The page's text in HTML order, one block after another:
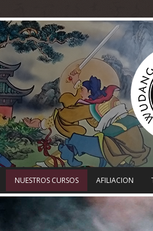
NUESTROS CURSOS AFILIACION